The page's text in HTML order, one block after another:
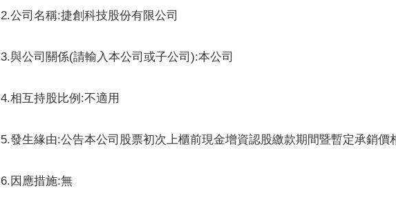
2.公司名稱:捷創科技股份有限公司
3.與公司關係(請輸入本公司或子公司):本公司
4.相互持股比例:不適用
5.發生緣由:公告本公司股票初次上櫃前現金增資認股繳款期間暨暫定承銷價
6.因應措施:無